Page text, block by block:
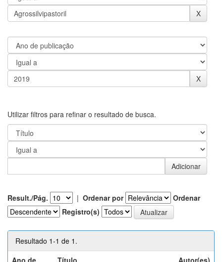
Utilizar filtros para refinar o resultado de busca.
Result./Pág. | Ordenar por
Ordenar
Registro(s)
Resultado 1-1 de 1.
Ano de
Título Autor(es)